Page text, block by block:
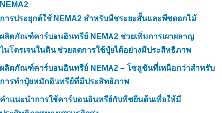
NEMA2
การประยุกต์ใช้ NEMA2 สำหรับพืชระยะสั้นและพืชดอกไม้
ผลิตภัณฑ์คาร์บอนอินทรีย์ NEMA2 ช่วยเพิ่มการเผาผลาญ
ไนโตรเจนในดิน ช่วยลดการใช้ปุ๋ยได้อย่างมีประสิทธิภาพ
ผลิตภัณฑ์คาร์บอนอินทรีย์ NEMA2 – โซลูชันที่เหนือกว่าสำหรับ
การทำปุ๋ยหมักอินทรีย์ที่มีประสิทธิภาพ
คำแนะนำการใช้คาร์บอนอินทรีย์กับพืชยืนต้นเพื่อให้มี